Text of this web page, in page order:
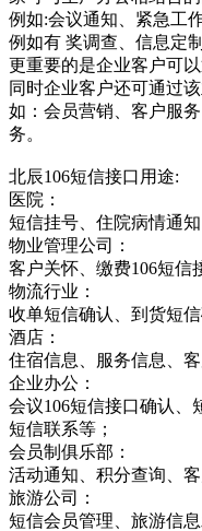
例如:会议通知、紧急工
例如有 奖调查、信息定
更重要的是企业客户可
同时企业客户还可通过
如：会员营销、客户服
务。
北辰106短信接口用途:
医院：
短信挂号、住院病情通
物业管理公司：
客户关怀、缴费106短信
物流行业：
收单短信确认、到货短
酒店：
住宿信息、服务信息、客
企业办公：
会议106短信接口确认、
短信联系等；
会员制俱乐部：
活动通知、积分查询、客
旅游公司：
短信会员管理、旅游信